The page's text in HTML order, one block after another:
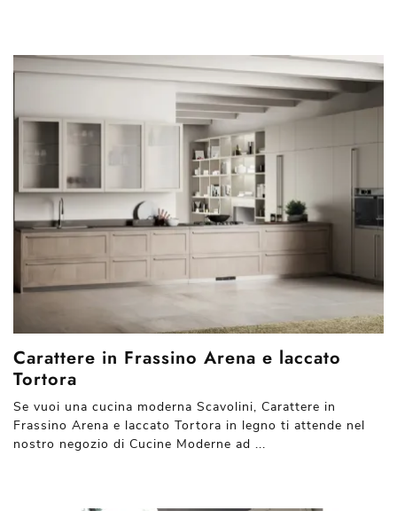
Carattere in Frassino Arena e laccato
Tortora
Se vuoi una cucina moderna Scavolini, Carattere in
Frassino Arena e laccato Tortora in legno ti attende nel
nostro negozio di Cucine Moderne ad ...